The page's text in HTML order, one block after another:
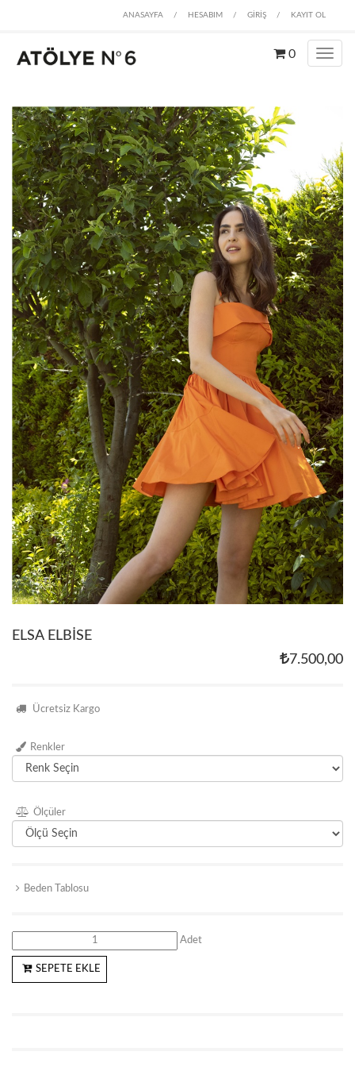
ANASAYFA / HESABIM / GİRİŞ / KAYIT OL
0
ELSA ELBİSE
7.500,00
Ücretsiz Kargo
Renkler
Ölçüler
Beden Tablosu
Adet
SEPETE EKLE